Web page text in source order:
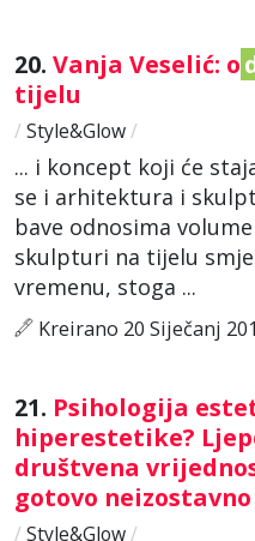
20. Vanja Veselić: o
tijelu
/ Style&Glow/
... i koncept koji će
se i arhitektura i
bave odnosima
skulpturi na tijelu
vremenu, stoga ...
Kreirano 20 Siječanj
21. Psihologija
hiperestetike?
društvena
gotovo
/ Style&Glow/